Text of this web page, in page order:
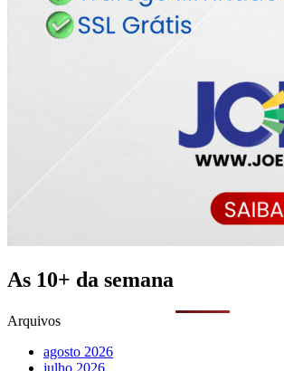
As 10+ da semana
Arquivos
agosto 2026
julho 2026